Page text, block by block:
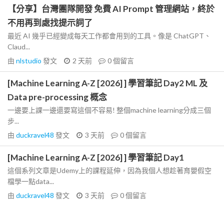
【分享】台灣團隊開發 免費 AI Prompt 管理網站，終於
不用再到處找提示詞了
最近 AI 幾乎已經變成每天工作都會用到的工具。像是 ChatGPT、
Claud...
由 nlstudio 發文 2 天前 0個留言
[Machine Learning A-Z [2026] ] 學習筆記 Day2 ML 及
Data pre-processing 概念
一邊要上課一邊還要寫這個不容易! 整個machine learning分成三個
步...
由 duckravel48 發文 3 天前 0個留言
[Machine Learning A-Z [2026] ] 學習筆記 Day1
這個系列文章是Udemy上的課程延伸，因為我個人想趁著育嬰假空
檔學一點data...
由 duckravel48 發文 3 天前 0個留言